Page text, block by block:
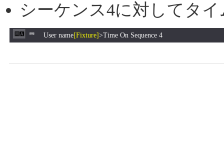
シーケンス4に対してタ
User name[Fixture]>Time On Sequence 4